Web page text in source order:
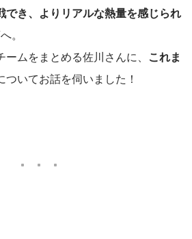
でき、よりリアルな熱量を感じられ
。
ムをまとめる佐川さんに、 これま
ついてお話を伺いました！